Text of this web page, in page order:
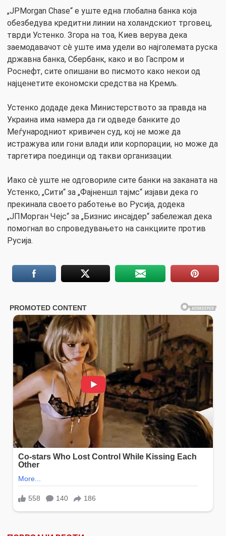
„JPMorgan Chase“ е уште една глобална банка која
обезбедува кредитни линии на холандскиот трговец,
тврди Устенко. Згора на тоа, Киев верува дека
заемодавачот сè уште има удели во најголемата руска
државна банка, Сбербанк, како и во Гаспром и
Роснефт, сите опишани во писмото како некои од
најценетите економски средства на Кремљ.
Устенко додаде дека Министерството за правда на
Украина има намера да ги одведе банките до
Меѓународниот кривичен суд, кој не може да
истражува или гони влади или корпорации, но може да
таргетира поединци од такви организации.
Иако сè уште не одговориле сите банки на заканата на
Устенко, „Сити“ за „Фајненшл тајмс“ изјави дека го
прекинала своето работење во Русија, додека
„ЈПМорган Чејс“ за „Бизнис инсајдер“ забележал дека
помогнал во спроведувањето на санкциите против
Русија.